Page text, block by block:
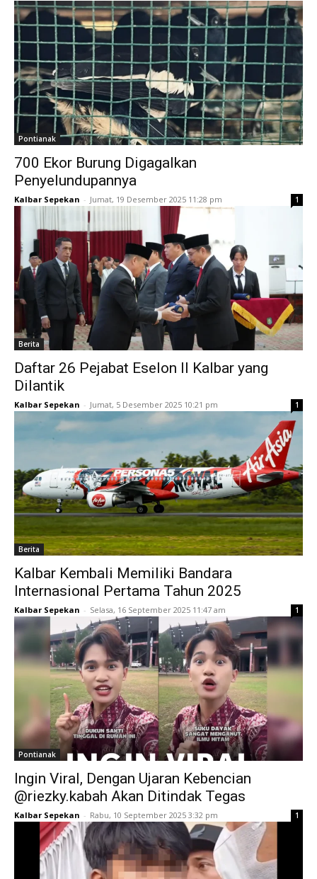
Pontianak
700 Ekor Burung Digagalkan
Penyelundupannya
Kalbar Sepekan - Jumat, 19 Desember 2025 11:28 pm 1
Berita
Daftar 26 Pejabat Eselon II Kalbar yang
Dilantik
Kalbar Sepekan - Jumat, 5 Desember 2025 10:21 pm 1
Berita
Kalbar Kembali Memiliki Bandara
Internasional Pertama Tahun 2025
Kalbar Sepekan - Selasa, 16 September 2025 11:47 am 1
Pontianak
Ingin Viral, Dengan Ujaran Kebencian
@riezky.kabah Akan Ditindak Tegas
Kalbar Sepekan - Rabu, 10 September 2025 3:32 pm 1